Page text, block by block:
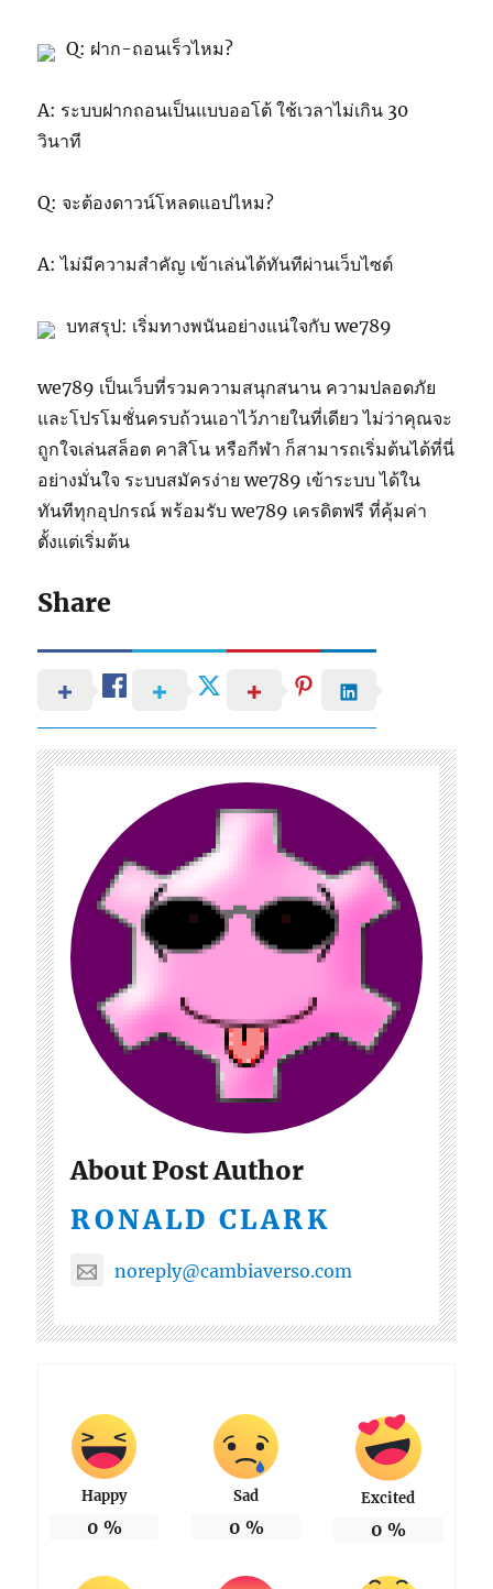
Q: ฝาก-ถอนเร็วไหม?
A: ระบบฝากถอนเป็นแบบออโต้ ใช้เวลาไม่เกิน 30
วินาที
Q: จะต้องดาวน์โหลดแอปไหม?
A: ไม่มีความสำคัญ เข้าเล่นได้ทันทีผ่านเว็บไซต์
บทสรุป: เริ่มทางพนันอย่างแน่ใจกับ we789
we789 เป็นเว็บที่รวมความสนุกสนาน ความปลอดภัย
และโปรโมชั่นครบถ้วนเอาไว้ภายในที่เดียว ไม่ว่าคุณจะ
ถูกใจเล่นสล็อต คาสิโน หรือกีฬา ก็สามารถเริ่มต้นได้ที่นี่
อย่างมั่นใจ ระบบสมัครง่าย we789 เข้าระบบ ได้ใน
ทันทีทุกอุปกรณ์ พร้อมรับ we789 เครดิตฟรี ที่คุ้มค่า
ตั้งแต่เริ่มต้น
Share
About Post Author
RONALD CLARK
noreply@cambiaverso.com
Happy
0 %
Sad
0 %
Excited
0 %